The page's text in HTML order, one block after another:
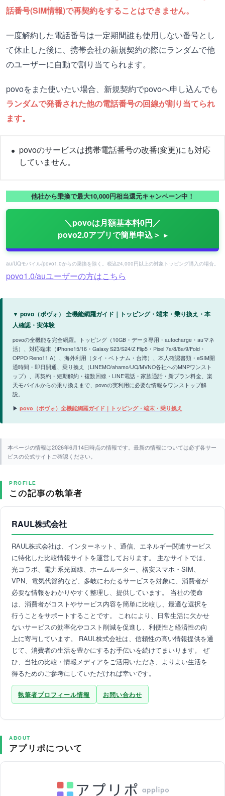
話番号(SIM情報)で再契約をすることはできません。
一度解約した電話番号は一定期間誰も使用しない番号とし
て休止した後に、携帯会社の新規契約の際にランダムで他
のユーザーに自動で割り当てられます。
povoをまた使いたい場合、新規契約でpovoへ申し込んでも
ランダムで発番された他の電話番号の回線が割り当てられ
ます。
povoのサービスは携帯電話番号の改番(変更)にも対応
していません。
他社から乗換で最大10,000円相当還元キャンペーン中！
＼povoは月額基本料0円／
povo2.0アプリで簡単申込＞
au/UQモバイル/povo1.0からの乗換を除く。税込24,000円以上の対象トッピング購入の場合。
povo1.0/auユーザーの方はこちら
▼ povo（ポヴォ） 全機能網羅ガイド｜トッピング・端末・乗り換え・本
人確認・実体験
povoの全機能を完全網羅。トッピング（10GB・データ専用・autocharge・auマネ
活）、対応端末（iPhone15/16・Galaxy S23/S24/Z Flip5・Pixel 7a/8/8a/9/Fold・
OPPO Reno11 A）、海外利用（タイ・ベトナム・台湾）、本人確認書類・eSIM開
通時間・即日開通、乗り換え（LINEMO/ahamo/UQ/MVNO各社へのMNPワンスト
ップ）、再契約・短期解約・複数回線・LINE電話・家族通話・新プラン料金、楽
天モバイルからの乗り換えまで、povoの実利用に必要な情報をワンストップ解
説。
▶ povo（ポヴォ）全機能網羅ガイド｜トッピング・端末・乗り換え
本ページの情報は2026年6月14日時点の情報です。最新の情報については必ず各サー
ビスの公式サイトご確認ください。
PROFILE
この記事の執筆者
RAUL株式会社
RAUL株式会社は、インターネット、通信、エネルギー関連サービス
に特化した比較情報サイトを運営しております。 主なサイトでは、
光コラボ、電力系光回線、ホームルーター、格安スマホ・SIM、
VPN、電気代節約など、多岐にわたるサービスを対象に、消費者が
必要な情報をわかりやすく整理し、提供しています。 当社の使命
は、消費者がコストやサービス内容を簡単に比較し、最適な選択を
行うことをサポートすることです。 これにより、日常生活に欠かせ
ないサービスの効率化やコスト削減を促進し、利便性と経済性の向
上に寄与しています。 RAUL株式会社は、信頼性の高い情報提供を通
じて、消費者の生活を豊かにするお手伝いを続けてまいります。 ぜ
ひ、当社の比較・情報メディアをご活用いただき、よりよい生活を
得るためのご参考にしていただければ幸いです。
執筆者プロフィール情報 お問い合わせ
ABOUT
アプリポについて